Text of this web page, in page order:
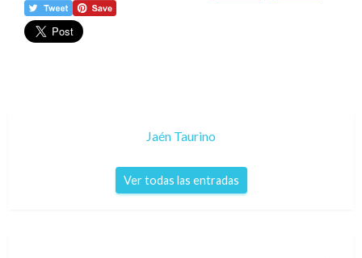
Jaén Taurino
Ver todas las entradas